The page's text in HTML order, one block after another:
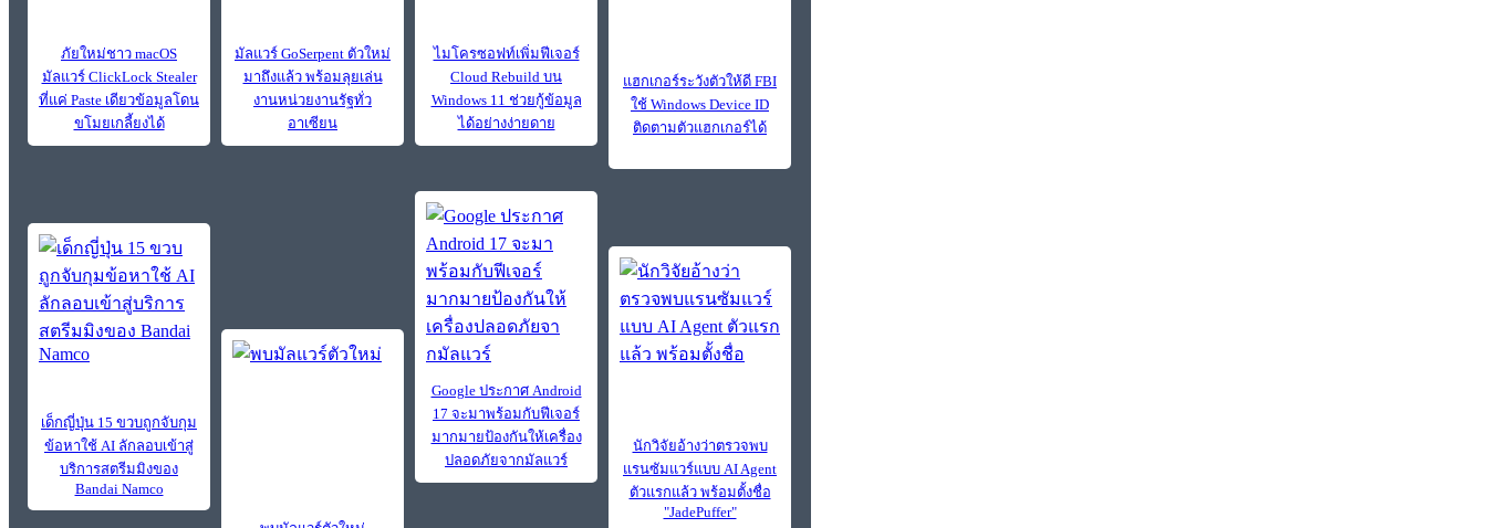
ภัยใหม่ชาว macOS
มัลแวร์ ClickLock Stealer
ที่แค่ Paste เดียวข้อมูลโดน
ขโมยเกลี้ยงได้
มัลแวร์ GoSerpent ตัวใหม่
มาถึงแล้ว พร้อมลุยเล่น
งานหน่วยงานรัฐทั่ว
อาเซียน
ไมโครซอฟท์เพิ่มฟีเจอร์
Cloud Rebuild บน
Windows 11 ช่วยกู้ข้อมูล
ได้อย่างง่ายดาย
แฮกเกอร์ระวังตัวให้ดี FBI
ใช้ Windows Device ID
ติดตามตัวแฮกเกอร์ได้
เด็กญี่ปุ่น 15 ขวบถูกจับกุม
ข้อหาใช้ AI ลักลอบเข้าสู่
บริการสตรีมมิงของ
Bandai Namco
Google ประกาศ Android
17 จะมาพร้อมกับฟีเจอร์
มากมายป้องกันให้เครื่อง
ปลอดภัยจากมัลแวร์
นักวิจัยอ้างว่าตรวจพบ
แรนซัมแวร์แบบ AI Agent
ตัวแรกแล้ว พร้อมตั้งชื่อ
"JadePuffer"